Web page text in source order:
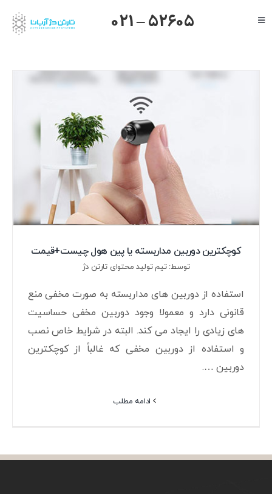
to
Toggle
گرنداستریم
درباره ما
021 – 52605
کوچکترین دوربین مداربسته یا پین هول چیست+قیمت
توسط: تیم تولید محتوای تارتن دژ
استفاده از دوربین های مداربسته به صورت مخفی منع
قانونی دارد و معمولا وجود دوربین مخفی حساسیت
های زیادی را ایجاد می کند. البته در شرایط خاص نصب
و استفاده از دوربین مخفی که غالباً از کوچکترین
دوربین ….
ادامه مطلب